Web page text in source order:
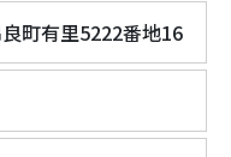
町有里5222番地16